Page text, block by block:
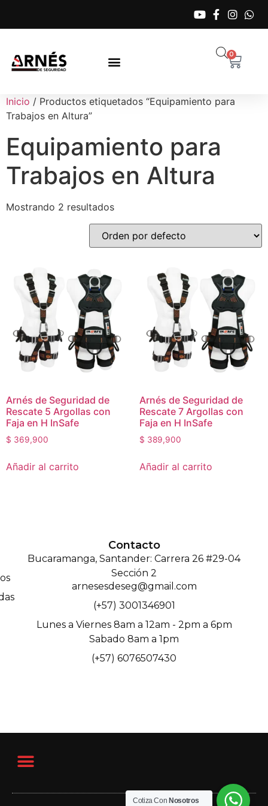
0
Inicio / Productos etiquetados “Equipamiento para
Trabajos en Altura”
Equipamiento para
Trabajos en Altura
Mostrando 2 resultados
Arnés de Seguridad de
Rescate 5 Argollas con
Faja en H InSafe
$ 369,900
Añadir al carrito
Arnés de Seguridad de
Rescate 7 Argollas con
Faja en H InSafe
$ 389,900
Añadir al carrito
Contacto
Bucaramanga, Santander: Carrera 26 #29-04
Sección 2
arnesesdeseg@gmail.com
(+57) 3001346901
Lunes a Viernes 8am a 12am - 2pm a 6pm
Sabado 8am a 1pm
(+57) 6076507430
Cotiza Con Nosotros